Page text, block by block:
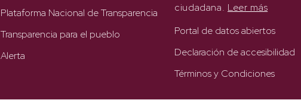
Plataforma Nacional de Transparencia
Transparencia para el pueblo
Alerta
ciudadana. Leer más
Portal de datos abiertos
Declaración de accesibilidad
Términos y Condiciones